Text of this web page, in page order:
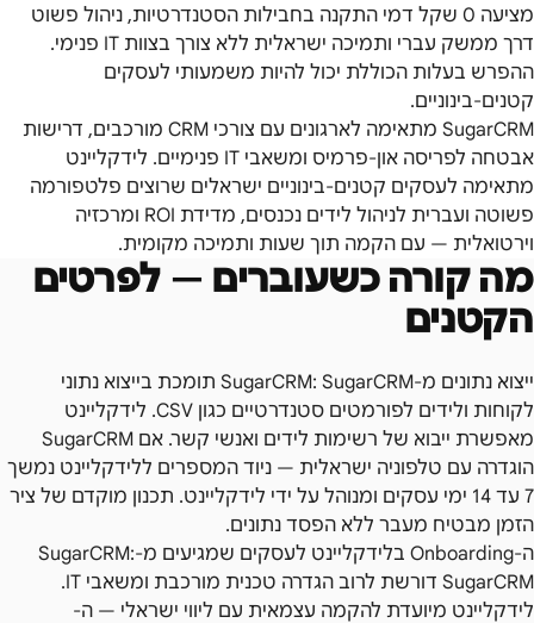
מציעה 0 שקל דמי התקנה בחבילות הסטנדרטיות, ניהול פשוט
דרך ממשק עברי ותמיכה ישראלית ללא צורך בצוות IT פנימי.
ההפרש בעלות הכוללת יכול להיות משמעותי לעסקים
קטנים-בינוניים.
SugarCRM מתאימה לארגונים עם צורכי CRM מורכבים, דרישות
אבטחה לפריסה און-פרמיס ומשאבי IT פנימיים. לידקליינט
מתאימה לעסקים קטנים-בינוניים ישראלים שרוצים פלטפורמה
פשוטה ועברית לניהול לידים נכנסים, מדידת ROI ומרכזיה
וירטואלית — עם הקמה תוך שעות ותמיכה מקומית.
מה קורה כשעוברים — לפרטים
הקטנים
ייצוא נתונים מ-SugarCRM: SugarCRM תומכת בייצוא נתוני
לקוחות ולידים לפורמטים סטנדרטיים כגון CSV. לידקליינט
מאפשרת ייבוא של רשימות לידים ואנשי קשר. אם SugarCRM
הוגדרה עם טלפוניה ישראלית — ניוד המספרים ללידקליינט נמשך
7 עד 14 ימי עסקים ומנוהל על ידי לידקליינט. תכנון מוקדם של ציר
הזמן מבטיח מעבר ללא הפסד נתונים.
ה-Onboarding בלידקליינט לעסקים שמגיעים מ-SugarCRM:
SugarCRM דורשת לרוב הגדרה טכנית מורכבת ומשאבי IT.
לידקליינט מיועדת להקמה עצמאית עם ליווי ישראלי — ה-